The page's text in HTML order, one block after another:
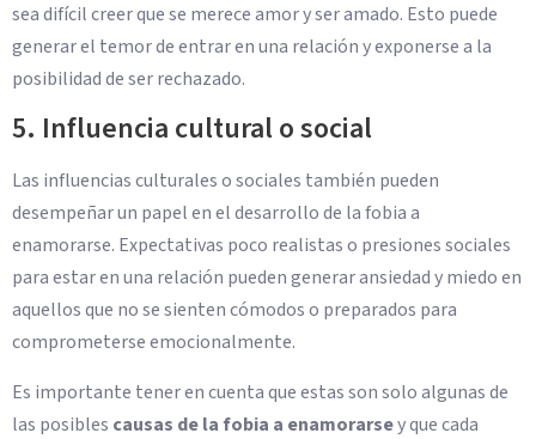
sea difícil creer que se merece amor y ser amado. Esto puede
generar el temor de entrar en una relación y exponerse a la
posibilidad de ser rechazado.
5. Influencia cultural o social
Las influencias culturales o sociales también pueden
desempeñar un papel en el desarrollo de la fobia a
enamorarse. Expectativas poco realistas o presiones sociales
para estar en una relación pueden generar ansiedad y miedo en
aquellos que no se sienten cómodos o preparados para
comprometerse emocionalmente.
Es importante tener en cuenta que estas son solo algunas de
las posibles causas de la fobia a enamorarsey que cada